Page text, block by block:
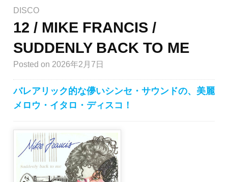
DISCO
12 / MIKE FRANCIS /
SUDDENLY BACK TO ME
Posted on 2026年2月7日
バレアリック的な儚いシンセ・サウンドの、美麗
メロウ・イタロ・ディスコ！